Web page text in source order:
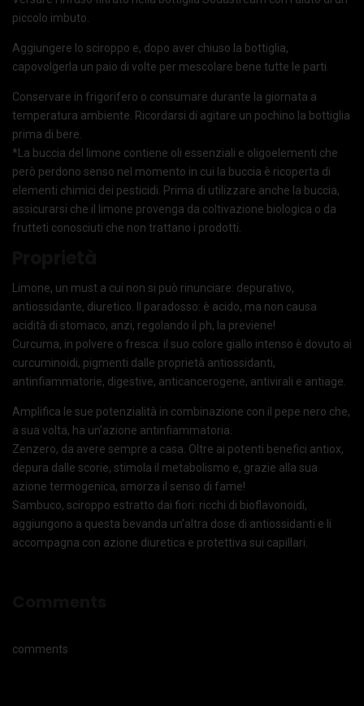
piccolo imbuto.
Aggiungere lo sciroppo e, dopo aver chiuso la bottiglia,
capovolgerla un paio di volte per mescolare bene tutte le parti.
Conservare in frigorifero o consumare durante la giornata a
temperatura ambiente. Ricordarsi di agitare un pochino la bottiglia
prima di bere.
*La buccia del limone contiene oli essenziali e oligoelementi che
però perdono senso nel momento in cui la buccia è ricoperta di
elementi chimici dei pesticidi. Prima di utilizzare anche la buccia,
assicurarsi che il limone provenga da coltivazione biologica o da
frutteti conosciuti che non trattano i prodotti.
Limone, un must a cui non si può rinunciare: depurativo,
antiossidante, diuretico. Il paradosso: è acido, ma non causa
acidità di stomaco, anzi, regolando il ph, la previene!
Curcuma, in polvere o fresca: il suo colore giallo intenso è dovuto ai
curcuminoidi, pigmenti dalle proprietà antiossidanti,
antinfiammatorie, digestive, anticancerogene, antivirali e antiage.
Amplifica le sue potenzialità in combinazione con il pepe nero che,
a sua volta, ha un’azione antinfiammatoria.
Zenzero, da avere sempre a casa. Oltre ai potenti benefici antiox,
depura dalle scorie, stimola il metabolismo e, grazie alla sua
azione termogenica, smorza il senso di fame!
Sambuco, sciroppo estratto dai fiori: ricchi di bioflavonoidi,
aggiungono a questa bevanda un’altra dose di antiossidanti e li
accompagna con azione diuretica e protettiva sui capillari.
comments